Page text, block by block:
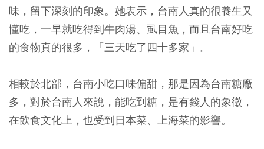
味，留下深刻的印象。她表示，台南人真的很養生又
懂吃，一早就吃得到牛肉湯、虱目魚，而且台南好吃
的食物真的很多，「三天吃了四十多家」。
相較於北部，台南小吃口味偏甜，那是因為台南糖廠
多，對於台南人來說，能吃到糖，是有錢人的象徵，
在飲食文化上，也受到日本菜、上海菜的影響。